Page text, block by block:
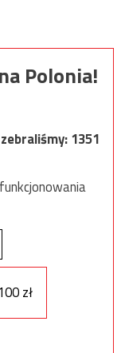
Polonia!
zebraliśmy:1351
zł